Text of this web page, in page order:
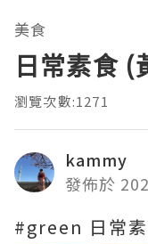
美食
日常素食 (
瀏覽次數:1271
kammy
發佈於
#green 日常